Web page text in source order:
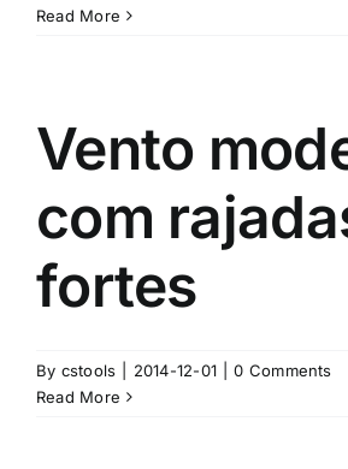
Read More
Vento
com
fortes
By cstools 2014-12-01
0 Comments
Read More